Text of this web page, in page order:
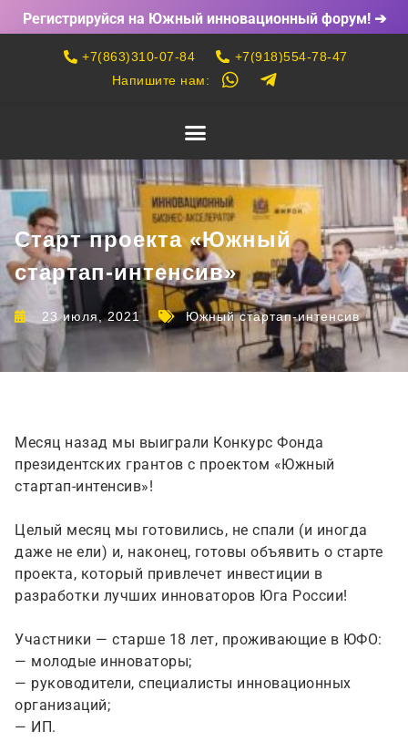
Регистрируйся на Южный инновационный форум! ➔
+7(863)310-07-84
+7(918)554-78-47
Напишите нам:
Старт проекта «Южный
стартап-интенсив»
23 июля, 2021 Южный стартап-интенсив
Месяц назад мы выиграли Конкурс Фонда
президентских грантов с проектом «Южный
стартап-интенсив»!
Целый месяц мы готовились, не спали (и иногда
даже не ели) и, наконец, готовы объявить о старте
проекта, который привлечет инвестиции в
разработки лучших инноваторов Юга России!
Участники — старше 18 лет, проживающие в ЮФО:
— молодые инноваторы;
— руководители, специалисты инновационных
организаций;
— ИП.